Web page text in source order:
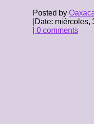
Posted by
Date: miércoles,
0 comments